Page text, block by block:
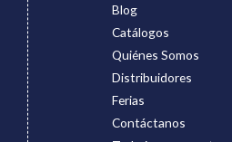
Blog
Catálogos
Quiénes Somos
Distribuidores
Ferias
Contáctanos